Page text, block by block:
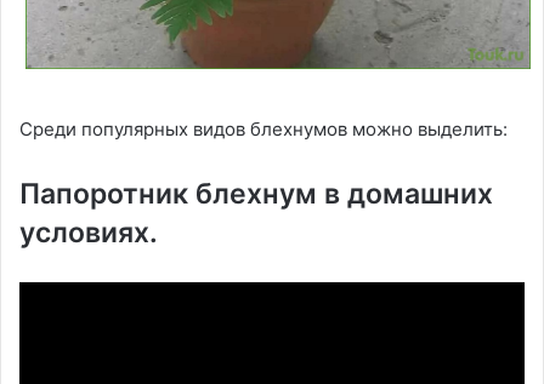
Среди популярных видов блехнумов можно выделить:
Папоротник блехнум в домашних
условиях.